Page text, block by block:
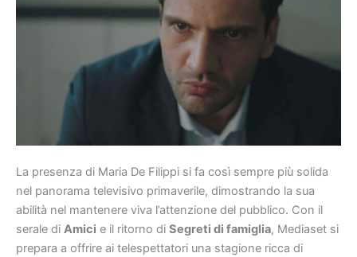
La presenza di Maria De Filippi si fa così sempre più solida
nel panorama televisivo primaverile, dimostrando la sua
abilità nel mantenere viva l’attenzione del pubblico. Con il
serale di Amici e il ritorno di Segreti di famiglia, Mediaset si
prepara a offrire ai telespettatori una stagione ricca di